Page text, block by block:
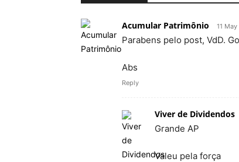
Acumular Patrimônio 11
Parabens pelo post, VdD.
Abs
Reply
Viver de Dividendos
Grande AP
Valeu pela força